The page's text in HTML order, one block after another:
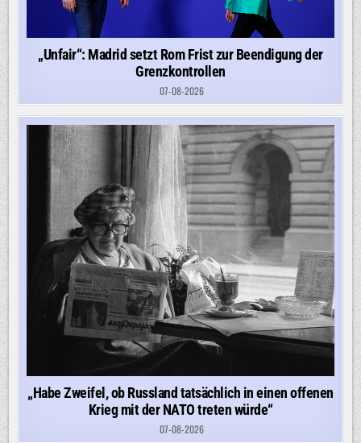
„Unfair“: Madrid setzt Rom Frist zur Beendigung der
Grenzkontrollen
07-08-2026
„Habe Zweifel, ob Russland tatsächlich in einen offenen
Krieg mit der NATO treten würde“
07-08-2026